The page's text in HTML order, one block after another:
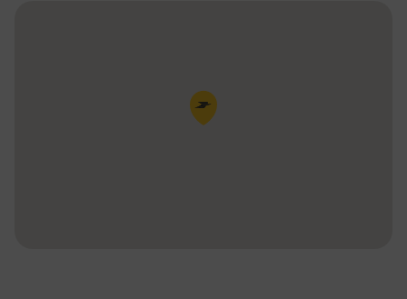
Pin de la carte